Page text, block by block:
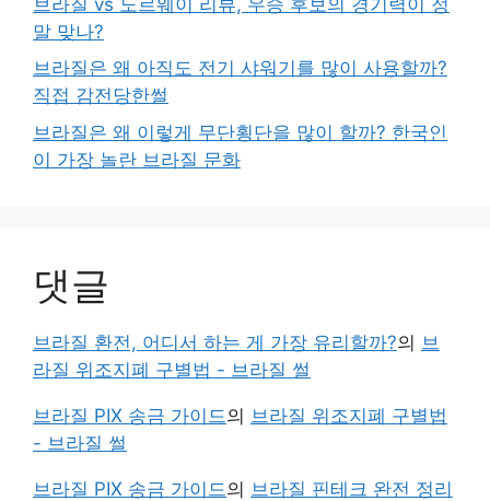
말 맞나?
브라질은 왜 아직도 전기 샤워기를 많이 사용할까?
직접 감전당한썰
브라질은 왜 이렇게 무단횡단을 많이 할까? 한국인
이 가장 놀란 브라질 문화
댓글
브라질 환전, 어디서 하는 게 가장 유리할까?의 브
라질 위조지폐 구별법 - 브라질 썰
브라질 PIX 송금 가이드의 브라질 위조지폐 구별법
- 브라질 썰
브라질 PIX 송금 가이드의 브라질 핀테크 완전 정리